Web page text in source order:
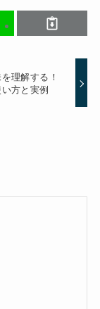
理解する！
方と実例